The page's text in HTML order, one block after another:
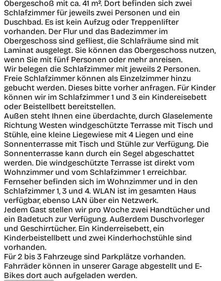
Obergeschoß mit ca. 41 m². Dort befinden sich zwei
Schlafzimmer für jeweils zwei Personen und ein
Duschbad. Es ist kein Aufzug oder Treppenlifter
vorhanden. Der Flur und das Badezimmer im
Obergeschoss sind gefliest, die Schlafräume sind mit
Laminat ausgelegt. Sie können das Obergeschoss nutzen,
wenn Sie mit fünf Personen oder mehr anreisen.
Wir belegen die Schlafzimmer mit jeweils 2 Personen.
Freie Schlafzimmer können als Einzelzimmer hinzu
gebucht werden. Dieses bitte vorher anfragen. Für Kinder
können wir im Schlafzimmer 1 und 3 ein Kindereisebett
oder Beistellbett bereitstellen.
Außen steht Ihnen eine überdachte, durch Glaselemente
Richtung Westen windgeschützte Terrasse mit Tisch und
Stühle, eine kleine Liegewiese mit 4 Liegen und eine
Sonnenterrasse mit Tisch und Stühle zur Verfügung. Die
Sonnenterrasse kann durch ein Segel abgeschattet
werden. Die windgeschützte Terrasse ist direkt vom
Wohnzimmer und vom Schlafzimmer 1 erreichbar.
Fernseher befinden sich im Wohnzimmer und in den
Schlafzimmer 1, 3 und 4. WLAN ist im gesamten Haus
verfügbar, ebenso LAN über ein Netzwerk.
Jedem Gast stellen wir pro Woche zwei Handtücher und
ein Badetuch zur Verfügung. Außerdem Duschvorleger
und Geschirrtücher. Ein Kinderreisebett, ein
Kinderbeistellbett und zwei Kinderhochstühle sind
vorhanden.
Für 2 bis 3 Fahrzeuge sind Parkplätze vorhanden.
Fahrräder können in unserer Garage abgestellt und E-
Bikes dort auch aufgeladen werden.